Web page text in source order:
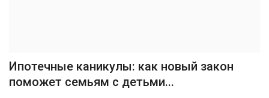
Ипотечные каникулы: как новый закон
поможет семьям с детьми...